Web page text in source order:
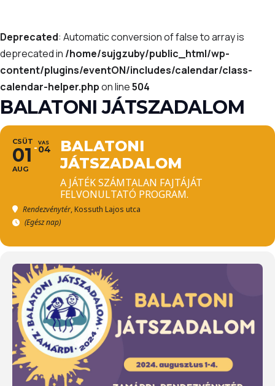
Deprecated: Automatic conversion of false to array is
deprecated in /home/sujgzuby/public_html/wp-
content/plugins/eventON/includes/calendar/class-
calendar-helper.phpon line504
BALATONI JÁTSZADALOM
CSÜT
01
AUG
VAS
04
BALATONI
JÁTSZADALOM
A JÁTÉK SZÁMTALAN FAJTÁJÁT
FELVONULTATÓ PROGRAM.
Rendezvénytér, Kossuth Lajos utca
(Egész nap)